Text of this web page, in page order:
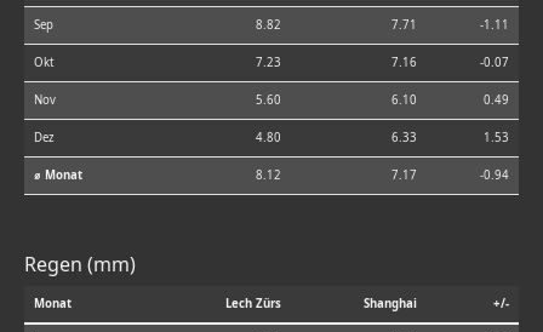
Sep 8.82 7.71 -1.11
Okt 7.23 7.16 -0.07
Nov 5.60 6.10 0.49
Dez 4.80 6.33 1.53
⌀ Monat 8.12 7.17 -0.94
Regen (mm)
Monat Lech Zürs Shanghai +/-